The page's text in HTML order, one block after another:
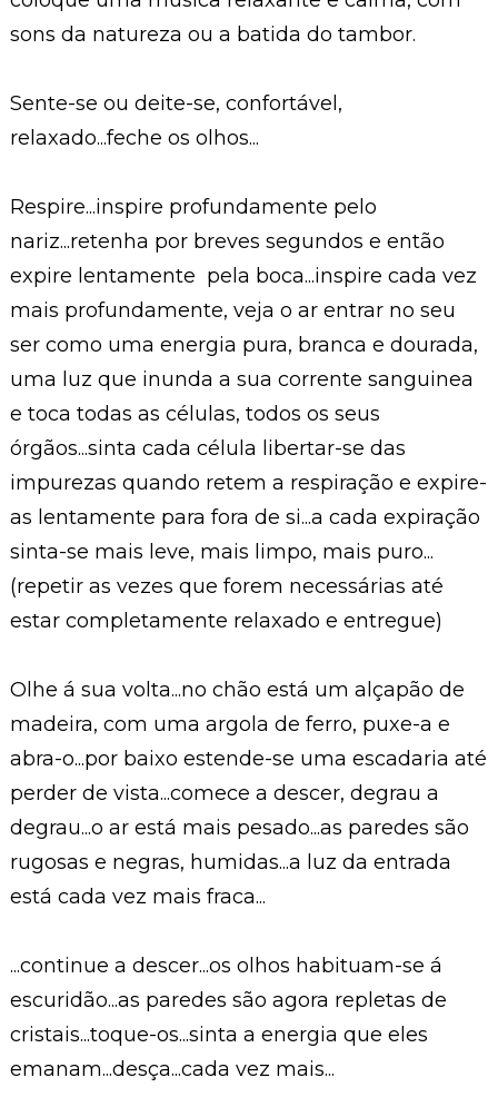
sons da natureza ou a batida do tambor.
Sente-se ou deite-se, confortável,
relaxado...feche os olhos...
Respire...inspire profundamente pelo
nariz...retenha por breves segundos e então
expire lentamente pela boca...inspire cada vez
mais profundamente, veja o ar entrar no seu
ser como uma energia pura, branca e dourada,
uma luz que inunda a sua corrente sanguinea
e toca todas as células, todos os seus
órgãos...sinta cada célula libertar-se das
impurezas quando retem a respiração e expire-
as lentamente para fora de si...a cada expiração
sinta-se mais leve, mais limpo, mais puro...
(repetir as vezes que forem necessárias até
estar completamente relaxado e entregue)
Olhe á sua volta...no chão está um alçapão de
madeira, com uma argola de ferro, puxe-a e
abra-o...por baixo estende-se uma escadaria até
perder de vista...comece a descer, degrau a
degrau...o ar está mais pesado...as paredes são
rugosas e negras, humidas...a luz da entrada
está cada vez mais fraca...
...continue a descer...os olhos habituam-se á
escuridão...as paredes são agora repletas de
cristais...toque-os...sinta a energia que eles
emanam...desça...cada vez mais...